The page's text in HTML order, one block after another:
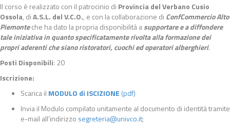
Il corso è realizzato con il patrocinio di Provincia del Verbano Cusio
Ossola, diA.S.L. del V.C.O., e con la collaborazione di ConfCommercio Alto
Piemonteche ha dato la propria disponibilità asupportare e a diffondere
tale iniziativa in quanto specificatamente rivolta alla formazione dei
propri aderenti che siano ristoratori, cuochi ed operatori alberghieri.
Posti Disponibili: 20
Iscrizione:
Scarica il MODULO di ISCIZIONE (pdf)
Invia il Modulo compilato unitamente al documento di identità tramite
e-mail all’indirizzo segreteria@univco.it;